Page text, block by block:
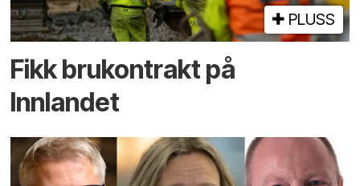
PLUSS
Fikk brukontrakt på
Innlandet